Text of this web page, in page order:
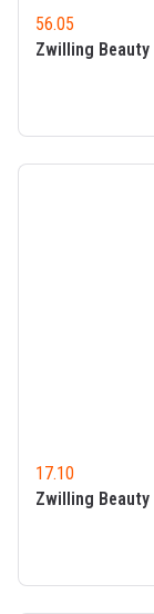
56.05
Zwilling Beauty
17.10
Zwilling Beauty